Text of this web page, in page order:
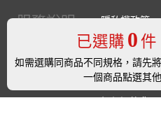
已選購 0 件
如需選購同商品不同規格，請先
一個商品點選其
服務說明
隱私權政策
服務條款
常見問題
如何取消訂單